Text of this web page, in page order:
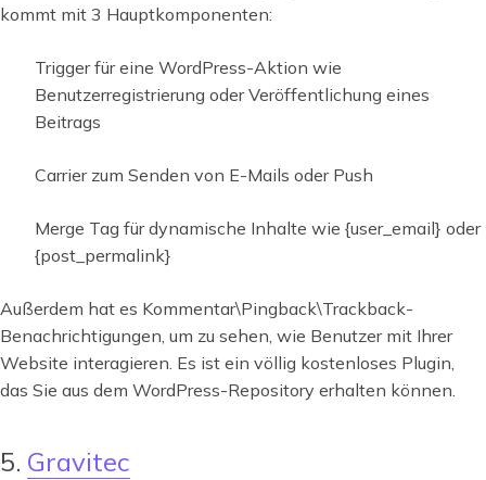
kommt mit 3 Hauptkomponenten:
Trigger für eine WordPress-Aktion wie
Benutzerregistrierung oder Veröffentlichung eines
Beitrags
Carrier zum Senden von E-Mails oder Push
Merge Tag für dynamische Inhalte wie {user_email} oder
{post_permalink}
Außerdem hat es Kommentar\Pingback\Trackback-
Benachrichtigungen, um zu sehen, wie Benutzer mit Ihrer
Website interagieren. Es ist ein völlig kostenloses Plugin,
das Sie aus dem WordPress-Repository erhalten können.
5. Gravitec